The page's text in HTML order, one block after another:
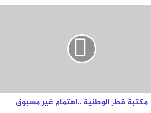
مكتبة قطر الوطنية ..اهتمام غير مسبوق